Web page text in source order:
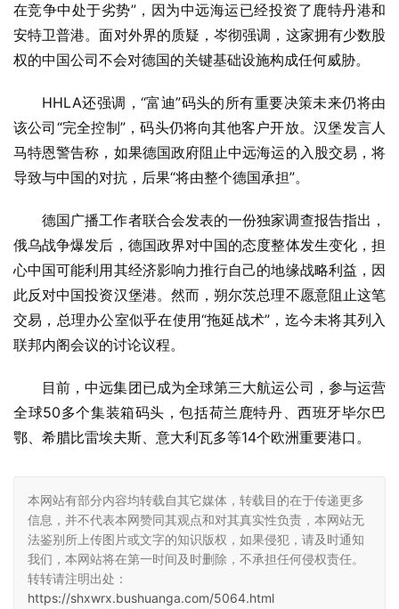
在竞争中处于劣势”，因为中远海运已经投资了鹿特丹港和
安特卫普港。面对外界的质疑，岑彻强调，这家拥有少数股
权的中国公司不会对德国的关键基础设施构成任何威胁。
HHLA还强调，“富迪”码头的所有重要决策未来仍将由
该公司“完全控制”，码头仍将向其他客户开放。汉堡发言人
马特恩警告称，如果德国政府阻止中远海运的入股交易，将
导致与中国的对抗，后果“将由整个德国承担”。
德国广播工作者联合会发表的一份独家调查报告指出，
俄乌战争爆发后，德国政界对中国的态度整体发生变化，担
心中国可能利用其经济影响力推行自己的地缘战略利益，因
此反对中国投资汉堡港。然而，朔尔茨总理不愿意阻止这笔
交易，总理办公室似乎在使用“拖延战术”，迄今未将其列入
联邦内阁会议的讨论议程。
目前，中远集团已成为全球第三大航运公司，参与运营
全球50多个集装箱码头，包括荷兰鹿特丹、西班牙毕尔巴
鄂、希腊比雷埃夫斯、意大利瓦多等14个欧洲重要港口。
本网站有部分内容均转载自其它媒体，转载目的在于传递更多
信息，并不代表本网赞同其观点和对其真实性负责，本网站无
法鉴别所上传图片或文字的知识版权，如果侵犯，请及时通知
我们，本网站将在第一时间及时删除，不承担任何侵权责任。
转转请注明出处：
https://shxwrx.bushuanga.com/5064.html